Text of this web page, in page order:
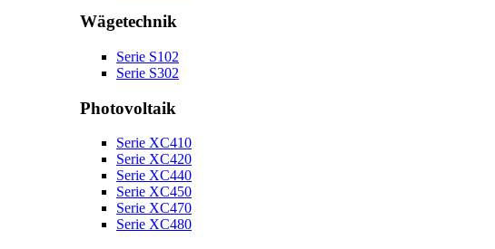
Wägetechnik
Serie S102
Serie S302
Photovoltaik
Serie XC410
Serie XC420
Serie XC440
Serie XC450
Serie XC470
Serie XC480